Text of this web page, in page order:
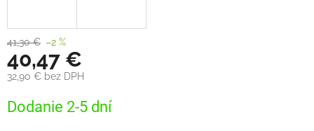
41,30 € –2 %
40,47 €
32,90 € bez DPH
cena:
Dodanie 2-5 dní